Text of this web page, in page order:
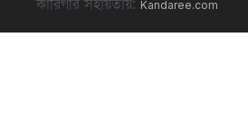
কারিগরি সহায়তায়: Kandaree.com